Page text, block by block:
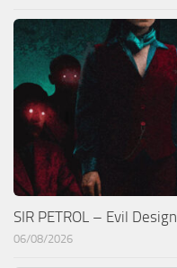
SIR PETROL – Evil Design
06/08/2026